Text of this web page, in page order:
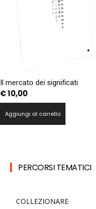
Il mercato dei significati
€10,00
Aggiungi al carrello
PERCORSI TEMATICI
COLLEZIONARE